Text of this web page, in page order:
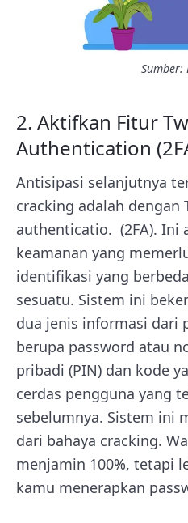
Sumber:
2. Aktifkan Fitur
Authentication
Antisipasi selanjutnya
cracking adalah dengan
authenticatio. (2FA). Ini
keamanan yang
identifikasi yang
sesuatu. Sistem ini
dua jenis informasi dari
berupa password atau
pribadi (PIN) dan kode
cerdas pengguna yang
sebelumnya. Sistem ini
dari bahaya cracking.
menjamin 100%, tetapi
kamu menerapkan